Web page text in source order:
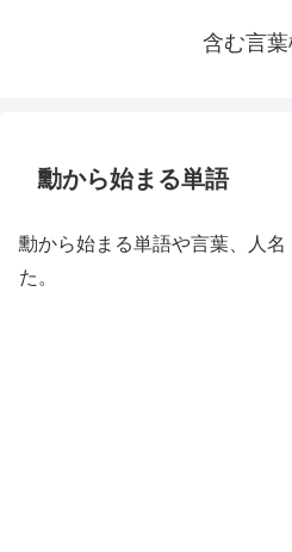
含む言
勳から始まる単語
勳から始まる単語や言葉、人
た。